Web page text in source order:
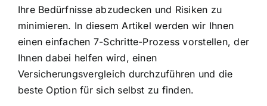
Ihre Bedürfnisse abzudecken und Risiken zu
minimieren. In diesem Artikel werden wir Ihnen
einen einfachen 7-Schritte-Prozess vorstellen, der
Ihnen dabei helfen wird, einen
Versicherungsvergleich durchzuführen und die
beste Option für sich selbst zu finden.